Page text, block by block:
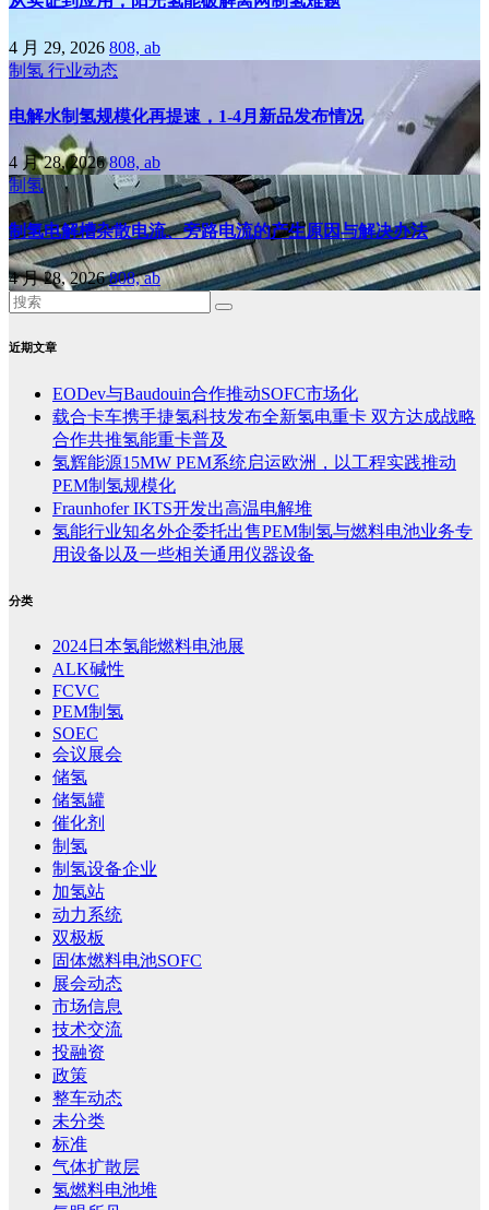
4 月 29, 2026 808, ab
制氢 行业动态
电解水制氢规模化再提速，1-4月新品发布情况
4 月 28, 2026808, ab
制氢
制氢电解槽杂散电流、旁路电流的产生原因与解决办法
4 月 28, 2026808, ab
近期文章
EODev与Baudouin合作推动SOFC市场化
载合卡车携手捷氢科技发布全新氢电重卡 双方达成战略
合作共推氢能重卡普及
氢辉能源15MW PEM系统启运欧洲，以工程实践推动
PEM制氢规模化
Fraunhofer IKTS开发出高温电解堆
氢能行业知名外企委托出售PEM制氢与燃料电池业务专
用设备以及一些相关通用仪器设备
分类
2024日本氢能燃料电池展
ALK碱性
FCVC
PEM制氢
SOEC
会议展会
储氢
储氢罐
催化剂
制氢
制氢设备企业
加氢站
动力系统
双极板
固体燃料电池SOFC
展会动态
市场信息
技术交流
投融资
政策
整车动态
未分类
标准
气体扩散层
氢燃料电池堆